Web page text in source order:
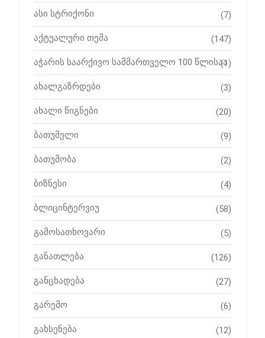
ასი სტრიქონი (7)
აქტუალური თემა (147)
აჭარის საარქივო სამმართველო 100 წლისაა
(1)
ახალგაზრდები (3)
ახალი წიგნები (20)
ბათუმელი (9)
ბათუმობა (2)
ბიზნესი (4)
ბლიცინტერვიუ (58)
გამოსათხოვარი (5)
განათლება (126)
განცხადება (27)
გარემო (6)
გახსენება (12)